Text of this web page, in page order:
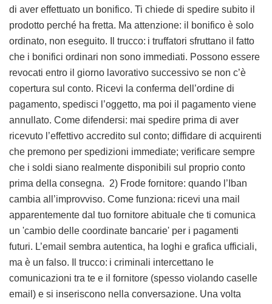
di aver effettuato un bonifico. Ti chiede di spedire subito il
prodotto perché ha fretta. Ma attenzione: il bonifico è solo
ordinato, non eseguito. Il trucco: i truffatori sfruttano il fatto
che i bonifici ordinari non sono immediati. Possono essere
revocati entro il giorno lavorativo successivo se non c’è
copertura sul conto. Ricevi la conferma dell’ordine di
pagamento, spedisci l’oggetto, ma poi il pagamento viene
annullato. Come difendersi: mai spedire prima di aver
ricevuto l’effettivo accredito sul conto; diffidare di acquirenti
che premono per spedizioni immediate; verificare sempre
che i soldi siano realmente disponibili sul proprio conto
prima della consegna. 2) Frode fornitore: quando l’Iban
cambia all’improvviso. Come funziona: ricevi una mail
apparentemente dal tuo fornitore abituale che ti comunica
un 'cambio delle coordinate bancarie' per i pagamenti
futuri. L’email sembra autentica, ha loghi e grafica ufficiali,
ma è un falso. Il trucco: i criminali intercettano le
comunicazioni tra te e il fornitore (spesso violando caselle
email) e si inseriscono nella conversazione. Una volta